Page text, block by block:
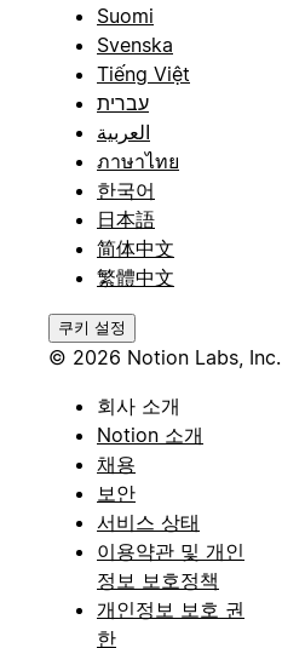
Suomi
Svenska
Tiếng Việt
עברית
العربية
ภาษาไทย
한국어
日本語
简体中文
繁體中文
쿠키 설정
© 2026 Notion Labs, Inc.
회사 소개
Notion 소개
채용
보안
서비스 상태
이용약관 및 개인
정보 보호정책
개인정보 보호 권
한